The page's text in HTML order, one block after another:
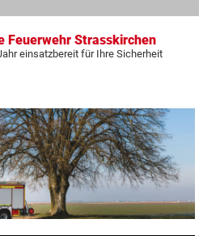
Feuerwehr Strasskirchen
einsatzbereit für Ihre Sicherheit
Zum
Inhalt
springen